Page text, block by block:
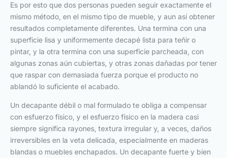
Es por esto que dos personas pueden seguir exactamente el
mismo método, en el mismo tipo de mueble, y aun así obtener
resultados completamente diferentes. Una termina con una
superficie lisa y uniformemente decapé lista para teñir o
pintar, y la otra termina con una superficie parcheada, con
algunas zonas aún cubiertas, y otras zonas dañadas por tener
que raspar con demasiada fuerza porque el producto no
ablandó lo suficiente el acabado.
Un decapante débil o mal formulado te obliga a compensar
con esfuerzo físico, y el esfuerzo físico en la madera casi
siempre significa rayones, textura irregular y, a veces, daños
irreversibles en la veta delicada, especialmente en maderas
blandas o muebles enchapados. Un decapante fuerte y bien